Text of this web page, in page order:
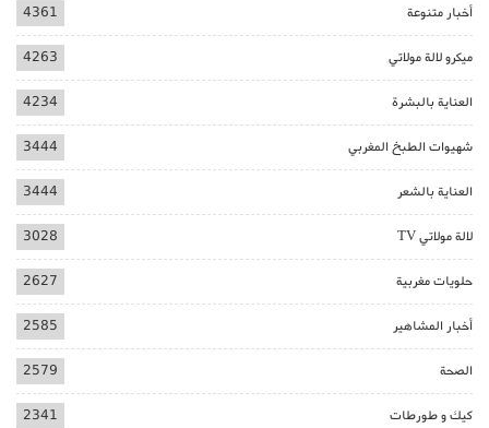
أخبار متنوعة 4361
ميكرو لالة مولاتي 4263
العناية بالبشرة 4234
شهيوات الطبخ المغربي 3444
العناية بالشعر 3444
لالة مولاتي TV 3028
حلويات مغربية 2627
أخبار المشاهير 2585
الصحة 2579
كيك و طورطات 2341